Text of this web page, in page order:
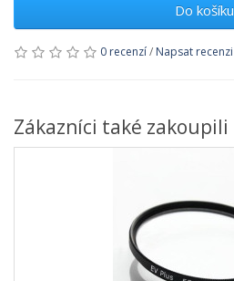
Do košíku
0 recenzí/ Napsat recenzi
Zákazníci také zakoupili